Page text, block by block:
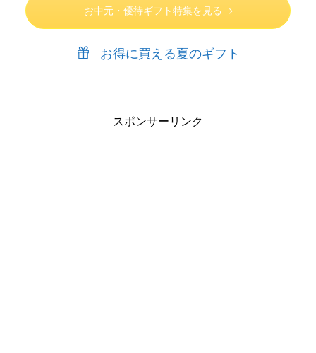
お中元・優待ギフト特集を見る
お得に買える夏のギフト
スポンサーリンク